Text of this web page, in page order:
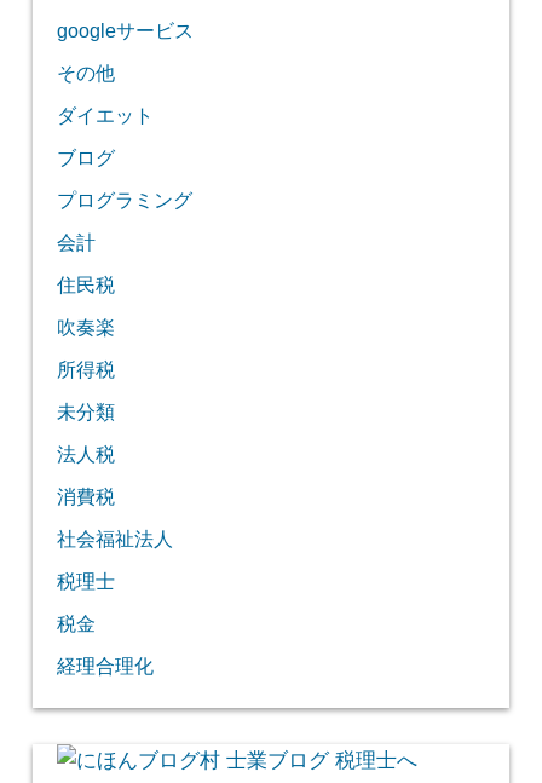
googleサービス
その他
ダイエット
ブログ
プログラミング
会計
住民税
吹奏楽
所得税
未分類
法人税
消費税
社会福祉法人
税理士
税金
経理合理化